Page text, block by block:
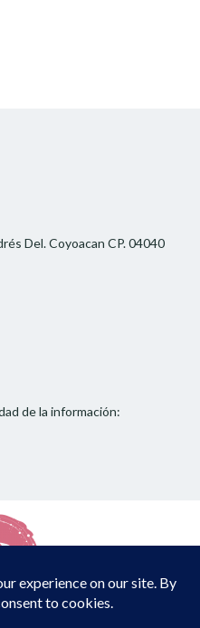
Del. Coyoacan CP. 04040
de la información: